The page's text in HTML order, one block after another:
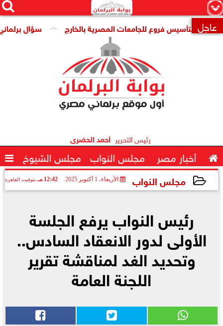
×


 عاجل سؤال برلماني لتأسيس فروع للجامعات المصرية بالخارج
رئيس التحرير أحمد الحضرى
 أخبار مصر مجلس النواب مجلس الشيوخ 
مجلس النواب الأربعاء، 1 أكتوبر 2025 12:42 مـ بتوقيت القاهرة
رئيس النواب يرفع الجلسة
الأولى لدور الانعقاد السادس..
وتحديد الغد لمناقشة تقرير
اللجنة العامة